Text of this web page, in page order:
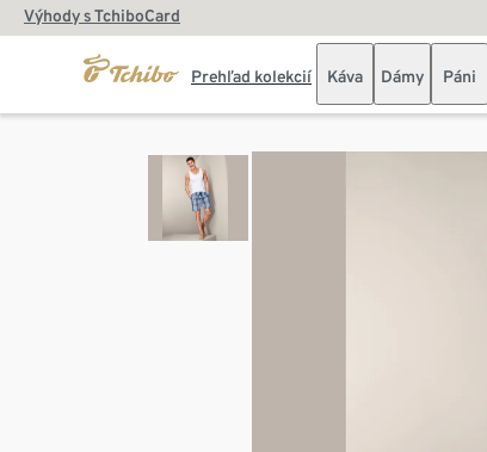
Výhody s TchiboCard
Prehľad kolekcií Káva Dámy Páni